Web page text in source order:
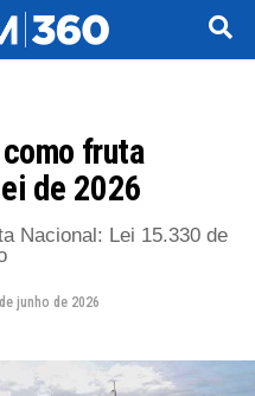
fruta
de 2026
Nacional: Lei 15.330 de
junho de 2026